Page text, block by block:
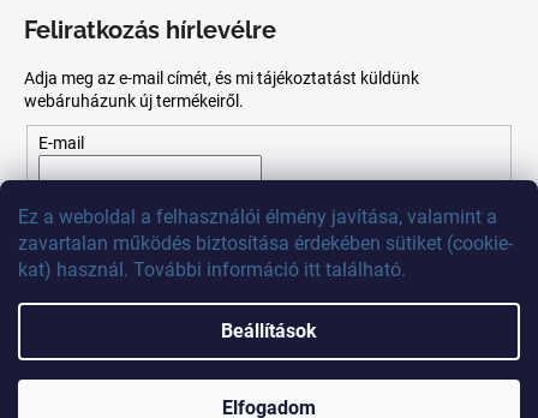
Ez a weboldal a felhasználói élmény javítása, valamint a
zavartalan működés biztosítása érdekében sütiket (cookie-
kat) használ. További információ itt található.
Beállítások
Elfogadom
Feliratkozás hírlevélre
Adja meg az e-mail címét, és mi tájékoztatást küldünk
webáruházunk új termékeiről.
E-mail
szabályzatot.
FELIRATKOZÁS
MB Calibr. Minden jog fenntartva.